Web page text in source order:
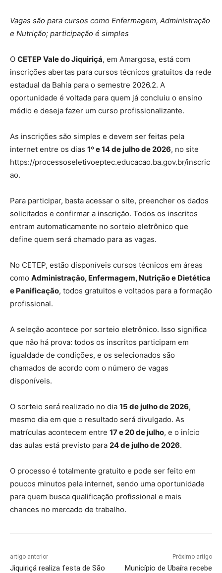
Vagas são para cursos como Enfermagem, Administração
e Nutrição; participação é simples
O CETEP Vale do Jiquiriçá, em Amargosa, está com
inscrições abertas para cursos técnicos gratuitos da rede
estadual da Bahia para o semestre 2026.2. A
oportunidade é voltada para quem já concluiu o ensino
médio e deseja fazer um curso profissionalizante.
As inscrições são simples e devem ser feitas pela
internet entre os dias 1º e 14 de julho de 2026, no site
https://processoseletivoeptec.educacao.ba.gov.br/inscric
ao.
Para participar, basta acessar o site, preencher os dados
solicitados e confirmar a inscrição. Todos os inscritos
entram automaticamente no sorteio eletrônico que
define quem será chamado para as vagas.
No CETEP, estão disponíveis cursos técnicos em áreas
como Administração, Enfermagem, Nutrição e Dietética
e Panificação, todos gratuitos e voltados para a formação
profissional.
A seleção acontece por sorteio eletrônico. Isso significa
que não há prova: todos os inscritos participam em
igualdade de condições, e os selecionados são
chamados de acordo com o número de vagas
disponíveis.
O sorteio será realizado no dia 15 de julho de 2026,
mesmo dia em que o resultado será divulgado. As
matrículas acontecem entre 17 e 20 de julho, e o início
das aulas está previsto para 24 de julho de 2026.
O processo é totalmente gratuito e pode ser feito em
poucos minutos pela internet, sendo uma oportunidade
para quem busca qualificação profissional e mais
chances no mercado de trabalho.
artigo anterior
Jiquiriçá realiza festa de São
Próximo artigo
Município de Ubaíra recebe